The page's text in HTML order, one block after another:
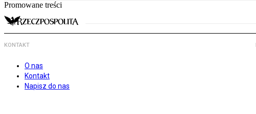
Promowane treści
KONTAKT
O nas
Kontakt
Napisz do nas